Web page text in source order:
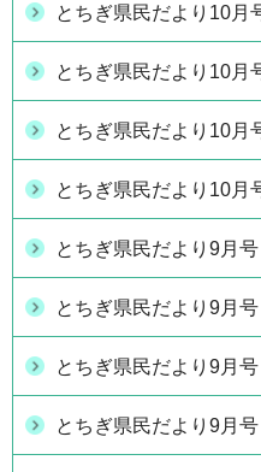
とちぎ県民だより10月
とちぎ県民だより10月
とちぎ県民だより10月
とちぎ県民だより10月
とちぎ県民だより9月
とちぎ県民だより9月
とちぎ県民だより9月
とちぎ県民だより9月